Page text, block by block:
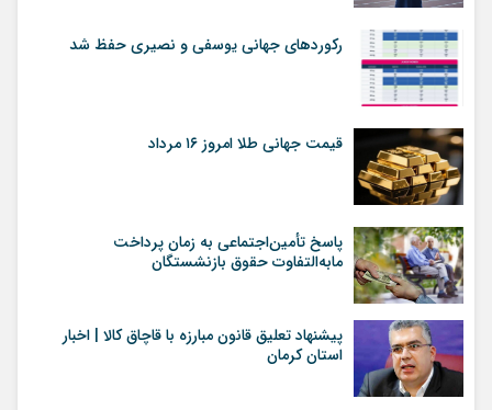
رکوردهای جهانی یوسفی و نصیری حفظ شد
قیمت جهانی طلا امروز ۱۶ مرداد
پاسخ تأمین‌اجتماعی به زمان پرداخت
مابه‌التفاوت حقوق بازنشستگان
پیشنهاد تعلیق قانون مبارزه با قاچاق کالا | اخبار
استان کرمان